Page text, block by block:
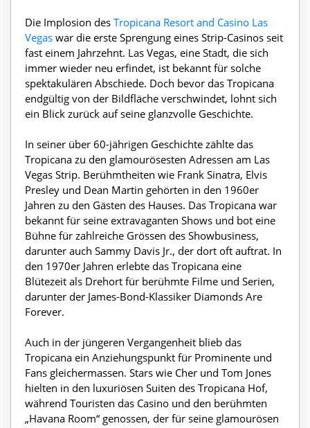
Die Implosion des Tropicana Resort and Casino Las
Vegas war die erste Sprengung eines Strip-Casinos seit
fast einem Jahrzehnt. Las Vegas, eine Stadt, die sich
immer wieder neu erfindet, ist bekannt für solche
spektakulären Abschiede. Doch bevor das Tropicana
endgültig von der Bildfläche verschwindet, lohnt sich
ein Blick zurück auf seine glanzvolle Geschichte.
In seiner über 60-jährigen Geschichte zählte das
Tropicana zu den glamourösesten Adressen am Las
Vegas Strip. Berühmtheiten wie Frank Sinatra, Elvis
Presley und Dean Martin gehörten in den 1960er
Jahren zu den Gästen des Hauses. Das Tropicana war
bekannt für seine extravaganten Shows und bot eine
Bühne für zahlreiche Grössen des Showbusiness,
darunter auch Sammy Davis Jr., der dort oft auftrat. In
den 1970er Jahren erlebte das Tropicana eine
Blütezeit als Drehort für berühmte Filme und Serien,
darunter der James-Bond-Klassiker Diamonds Are
Forever.
Auch in der jüngeren Vergangenheit blieb das
Tropicana ein Anziehungspunkt für Prominente und
Fans gleichermassen. Stars wie Cher und Tom Jones
hielten in den luxuriösen Suiten des Tropicana Hof,
während Touristen das Casino und den berühmten
„Havana Room“ genossen, der für seine glamourösen